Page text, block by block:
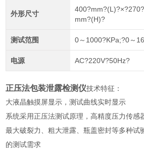
外形尺寸
mm?(H)?
测试范围 0～1000?KPa;?0～
电源 AC?220V?50Hz?
正压法包装泄露检测仪技术特征：
大液晶触摸屏显示，测试曲线实时显示
系统采用正压法测试原理，高精度压力传感
最大破裂力、粗大泄露、瓶盖密封等多种试
的测试需求